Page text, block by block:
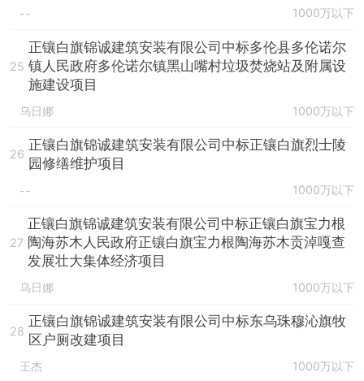
-- 1000万以下
25
正镶白旗锦诚建筑安装有限公司中标多伦县多伦诺尔
镇人民政府多伦诺尔镇黑山嘴村垃圾焚烧站及附属设
施建设项目
乌日娜 1000万以下
26
正镶白旗锦诚建筑安装有限公司中标正镶白旗烈士陵
园修缮维护项目
-- 1000万以下
27
正镶白旗锦诚建筑安装有限公司中标正镶白旗宝力根
陶海苏木人民政府正镶白旗宝力根陶海苏木贡淖嘎查
发展壮大集体经济项目
乌日娜 1000万以下
28
正镶白旗锦诚建筑安装有限公司中标东乌珠穆沁旗牧
区户厕改建项目
王杰 1000万以下